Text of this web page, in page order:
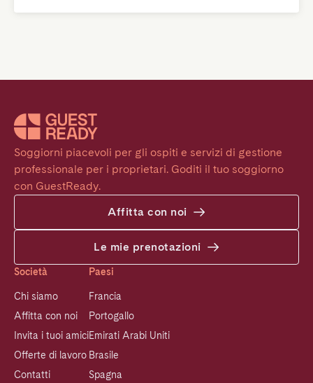
Soggiorni piacevoli per gli ospiti e servizi di gestione
professionale per i proprietari. Goditi il tuo soggiorno
con GuestReady.
Affitta con noi
Le mie prenotazioni
Società
Chi siamo
Affitta con noi
Invita i tuoi amici
Offerte di lavoro
Contatti
Paesi
Francia
Portogallo
Emirati Arabi Uniti
Brasile
Spagna